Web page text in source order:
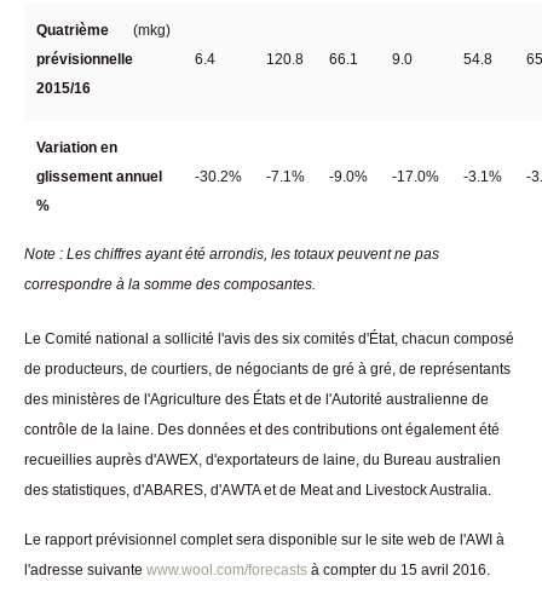
Quatrième
prévisionnelle
2015/16
(mkg)
6.4
120.8 66.1 9.0 54.8
Variation en
glissement annuel
%
-30.2% -7.1% -9.0% -17.0% -3.1% -
Note : Les chiffres ayant été arrondis, les totaux peuvent ne pas
correspondre à la somme des composantes.
Le Comité national a sollicité l'avis des six comités d'État, chacun composé
de producteurs, de courtiers, de négociants de gré à gré, de représentants
des ministères de l'Agriculture des États et de l'Autorité australienne de
contrôle de la laine. Des données et des contributions ont également été
recueillies auprès d'AWEX, d'exportateurs de laine, du Bureau australien
des statistiques, d'ABARES, d'AWTA et de Meat and Livestock Australia.
Le rapport prévisionnel complet sera disponible sur le site web de l'AWI à
l'adresse suivante www.wool.com/forecasts à compter du 15 avril 2016.